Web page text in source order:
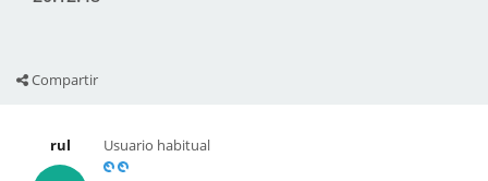
Compartir
rul Usuario habitual